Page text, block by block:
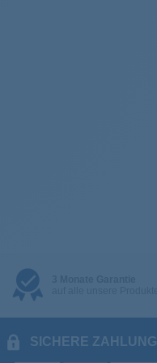
SICHERE ZAHLUNG